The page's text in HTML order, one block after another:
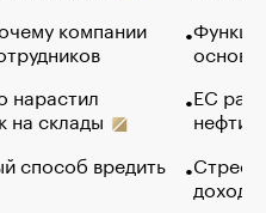
компании
нарастил
на склады
способ вредить
основ
ЕС
нефти